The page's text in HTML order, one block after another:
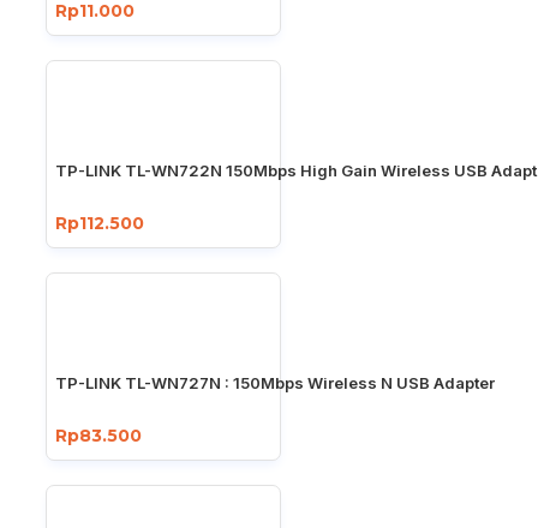
Rp11.000
TP-LINK TL-WN722N 150Mbps High Gain Wireless USB
Rp112.500
TP-LINK TL-WN727N : 150Mbps Wireless N USB Adapter
Rp83.500